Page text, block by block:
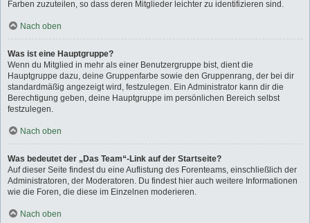
Farben zuzuteilen, so dass deren Mitglieder leichter zu identifizieren sind.
Nach oben
Was ist eine Hauptgruppe?
Wenn du Mitglied in mehr als einer Benutzergruppe bist, dient die
Hauptgruppe dazu, deine Gruppenfarbe sowie den Gruppenrang, der bei dir
standardmäßig angezeigt wird, festzulegen. Ein Administrator kann dir die
Berechtigung geben, deine Hauptgruppe im persönlichen Bereich selbst
festzulegen.
Nach oben
Was bedeutet der „Das Team“-Link auf der Startseite?
Auf dieser Seite findest du eine Auflistung des Forenteams, einschließlich der
Administratoren, der Moderatoren. Du findest hier auch weitere Informationen
wie die Foren, die diese im Einzelnen moderieren.
Nach oben